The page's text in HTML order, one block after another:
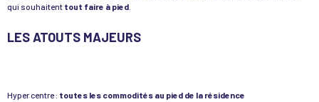
qui souhaitent tout faire à pied
LES ATOUTS MAJEURS
Hyper centre : toutes les commodités au pied de la résidence